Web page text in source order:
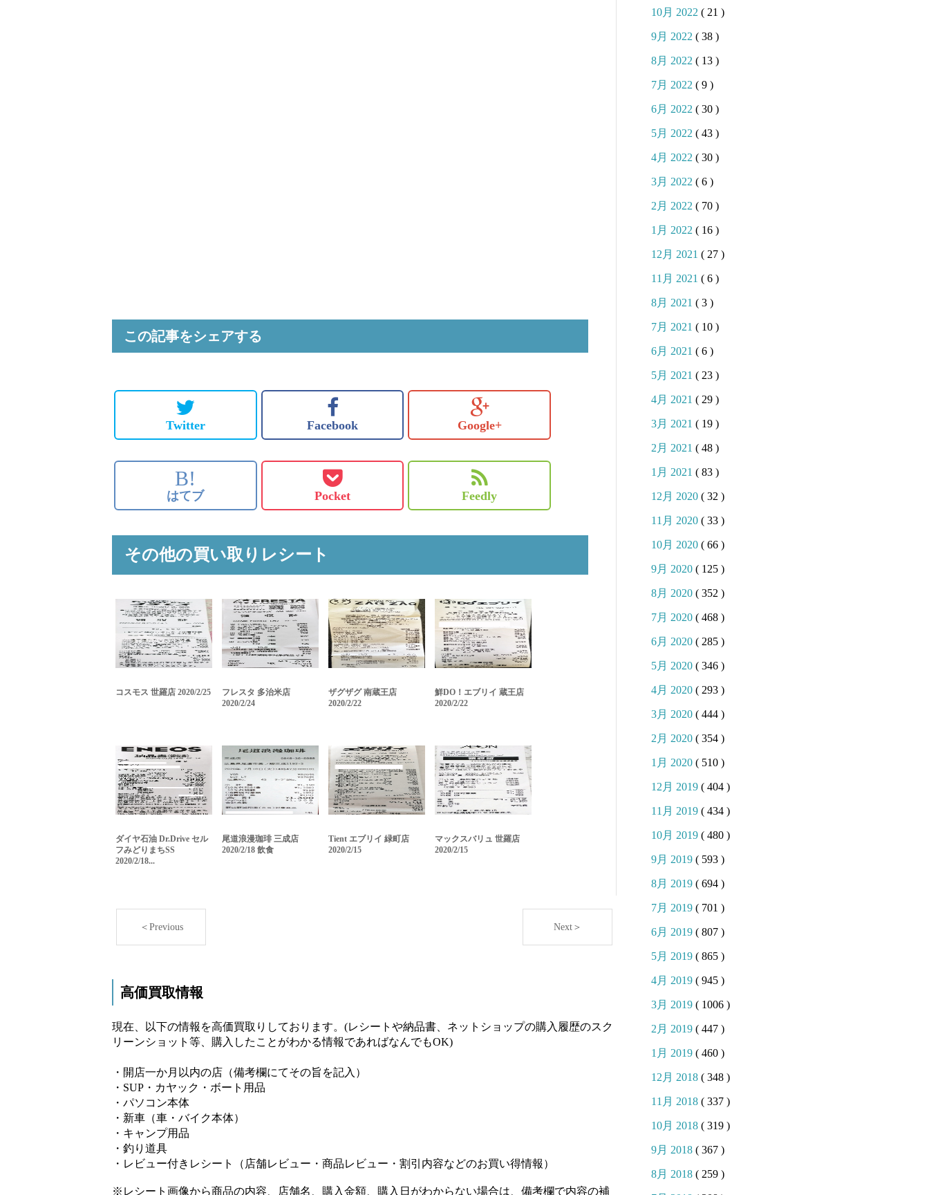
この記事をシェアする
Twitter Facebook Google+
B!
はてブ Pocket Feedly
その他の買い取りレシート
コスモス 世羅店 2020/2/25
フレスタ 多治米店
2020/2/24
ザグザグ 南蔵王店
2020/2/22
鮮DO！エブリイ 蔵王店
2020/2/22
ダイヤ石油 Dr.Drive セル
フみどりまちSS
2020/2/18...
尾道浪漫珈琲 三成店
2020/2/18 飲食
Tient エブリイ 緑町店
2020/2/15
マックスバリュ 世羅店
2020/2/15
＜Previous Next＞
高価買取情報
現在、以下の情報を高価買取りしております。(レシートや納品書、ネットショップの購入履歴のスク
リーンショット等、購入したことがわかる情報であればなんでもOK)
・開店一か月以内の店（備考欄にてその旨を記入）
・SUP・カヤック・ボート用品
・パソコン本体
・新車（車・バイク本体）
・キャンプ用品
・釣り道具
・レビュー付きレシート（店舗レビュー・商品レビュー・割引内容などのお買い得情報）
※レシート画像から商品の内容、店舗名、購入金額、購入日がわからない場合は、備考欄で内容の補
10月 2022 ( 21 )
9月 2022 ( 38 )
8月 2022 ( 13 )
7月 2022 ( 9 )
6月 2022 ( 30 )
5月 2022 ( 43 )
4月 2022 ( 30 )
3月 2022 ( 6 )
2月 2022 ( 70 )
1月 2022 ( 16 )
12月 2021 ( 27 )
11月 2021 ( 6 )
8月 2021 ( 3 )
7月 2021 ( 10 )
6月 2021 ( 6 )
5月 2021 ( 23 )
4月 2021 ( 29 )
3月 2021 ( 19 )
2月 2021 ( 48 )
1月 2021 ( 83 )
12月 2020 ( 32 )
11月 2020 ( 33 )
10月 2020 ( 66 )
9月 2020 ( 125 )
8月 2020 ( 352 )
7月 2020 ( 468 )
6月 2020 ( 285 )
5月 2020 ( 346 )
4月 2020 ( 293 )
3月 2020 ( 444 )
2月 2020 ( 354 )
1月 2020 ( 510 )
12月 2019 ( 404 )
11月 2019 ( 434 )
10月 2019 ( 480 )
9月 2019 ( 593 )
8月 2019 ( 694 )
7月 2019 ( 701 )
6月 2019 ( 807 )
5月 2019 ( 865 )
4月 2019 ( 945 )
3月 2019 ( 1006 )
2月 2019 ( 447 )
1月 2019 ( 460 )
12月 2018 ( 348 )
11月 2018 ( 337 )
10月 2018 ( 319 )
9月 2018 ( 367 )
8月 2018 ( 259 )